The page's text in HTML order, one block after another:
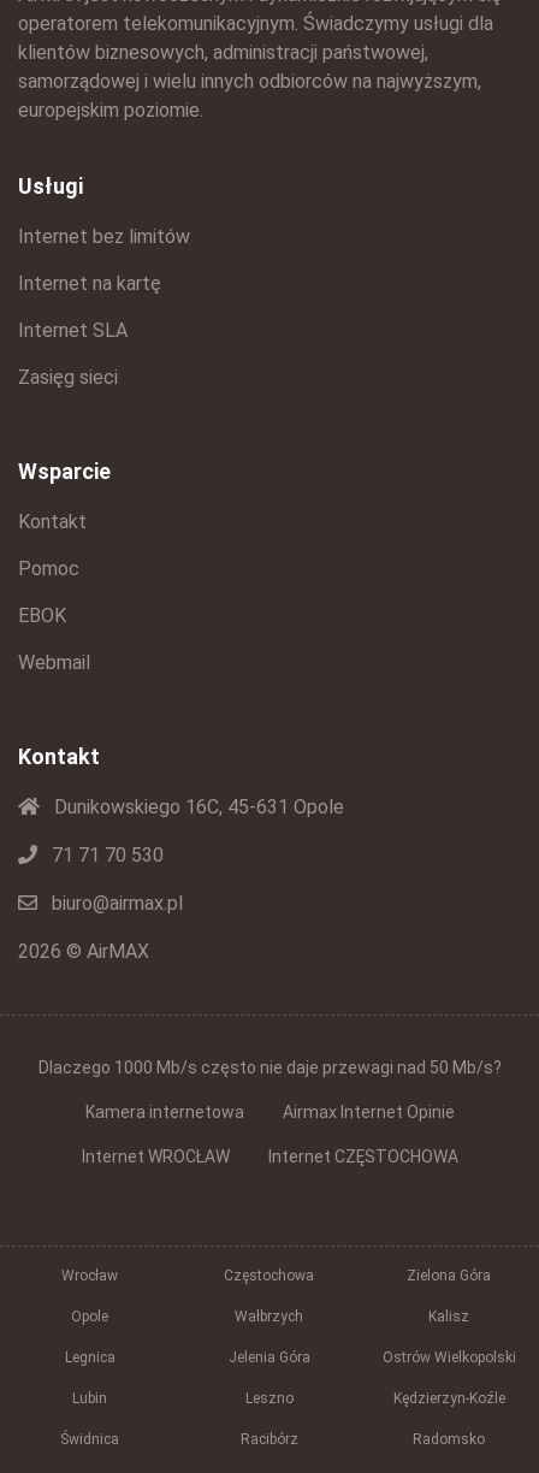
operatorem telekomunikacyjnym. Świadczymy usługi dla
klientów biznesowych, administracji państwowej,
samorządowej i wielu innych odbiorców na najwyższym,
europejskim poziomie.
Usługi
Internet bez limitów
Internet na kartę
Internet SLA
Zasięg sieci
Wsparcie
Kontakt
Pomoc
EBOK
Webmail
Kontakt
Dunikowskiego 16C, 45-631 Opole
71 71 70 530
biuro@airmax.pl
2026 © AirMAX
Dlaczego 1000 Mb/s często nie daje przewagi nad 50 Mb/s?
Kamera internetowa Airmax Internet Opinie
Internet WROCŁAW Internet CZĘSTOCHOWA
Wrocław Częstochowa Zielona Góra
Opole Wałbrzych Kalisz
Legnica Jelenia Góra Ostrów Wielkopolski
Lubin Leszno Kędzierzyn-Koźle
Świdnica Racibórz Radomsko